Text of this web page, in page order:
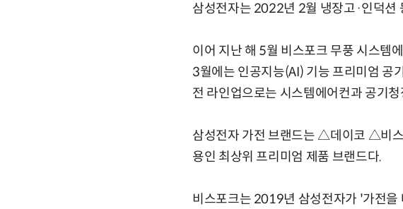
삼성전자는 2022년 2월 냉장고·인덕션
이어 지난 해 5월 비스포크 무풍 시스템
3월에는 인공지능(AI) 기능 프리미엄 공
전 라인업으로는 시스템에어컨과 공기
삼성전자 가전 브랜드는 △데이코 △비
용인 최상위 프리미엄 제품 브랜드다.
비스포크는 2019년 삼성전자가 '가전을